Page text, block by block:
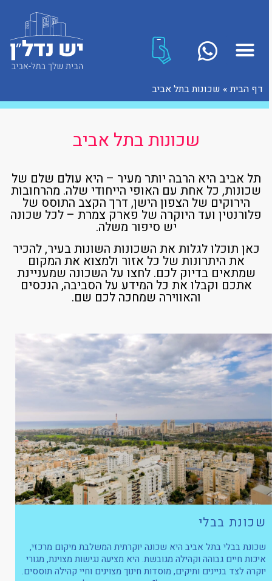
דף הבית» שכונות בתל אביב
שכונות בתל אביב
תל אביב היא הרבה יותר מעיר – היא עולם שלם של
שכונות, כל אחת עם האופי הייחודי שלה. מהרחובות
הירוקים של הצפון הישן, דרך הקצב התוסס של
פלורנטין ועד היוקרה של פארק צמרת – לכל שכונה
יש סיפור משלה.
כאן תוכלו לגלות את השכונות השונות בעיר, להכיר
את היתרונות של כל אזור ולמצוא את המקום
שמתאים בדיוק לכם. לחצו על השכונה שמעניינת
אתכם וקבלו את כל המידע על הסביבה, הנכסים
והאווירה שמחכה לכם שם.
שכונת בבלי
שכונת בבלי בתל אביב היא שכונה יוקרתית המשלבת מיקום מרכזי,
איכות חיים גבוהה וקהילה מגובשת. היא מציעה נגישות מצוינת, מגורי
יוקרה לצד בניינים ותיקים, מוסדות חינוך מצוינים וחיי קהילה תוססים.